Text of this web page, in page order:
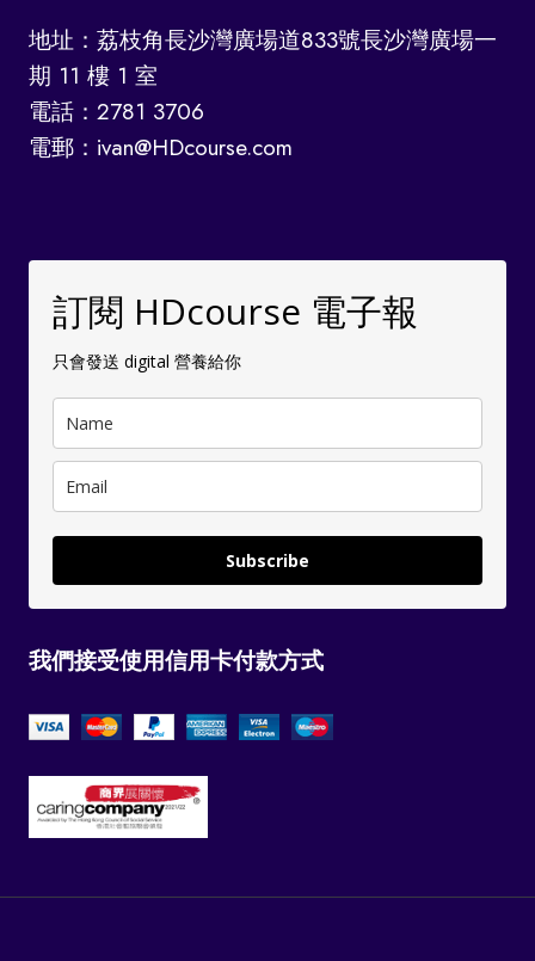
地址：荔枝角長沙灣廣場道833號長沙灣廣場一
期 11 樓 1 室
電話：2781 3706
電郵：ivan@HDcourse.com
訂閱 HDcourse 電子報
只會發送 digital 營養給你
Subscribe
我們接受使用信用卡付款方式